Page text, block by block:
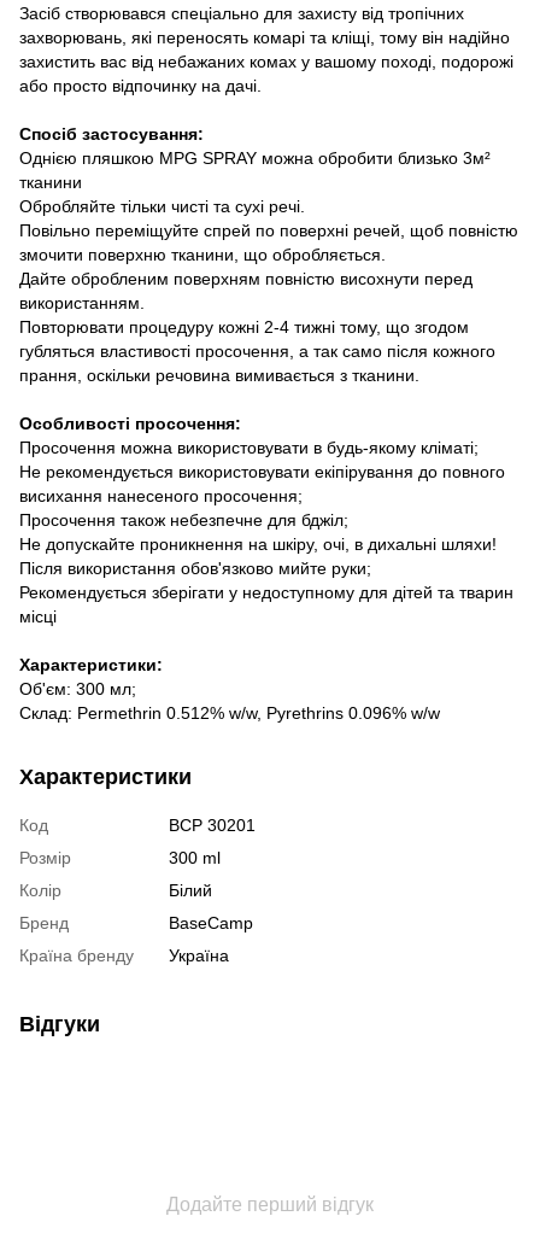
Засіб створювався спеціально для захисту від тропічних
захворювань, які переносять комарі та кліщі, тому він надійно
захистить вас від небажаних комах у вашому поході, подорожі
або просто відпочинку на дачі.
Спосіб застосування:
Однією пляшкою MPG SPRAY можна обробити близько 3м²
тканини
Обробляйте тільки чисті та сухі речі.
Повільно переміщуйте спрей по поверхні речей, щоб повністю
змочити поверхню тканини, що обробляється.
Дайте обробленим поверхням повністю висохнути перед
використанням.
Повторювати процедуру кожні 2-4 тижні тому, що згодом
губляться властивості просочення, а так само після кожного
прання, оскільки речовина вимивається з тканини.
Особливості просочення:
Просочення можна використовувати в будь-якому кліматі;
Не рекомендується використовувати екіпірування до повного
висихання нанесеного просочення;
Просочення також небезпечне для бджіл;
Не допускайте проникнення на шкіру, очі, в дихальні шляхи!
Після використання обов'язково мийте руки;
Рекомендується зберігати у недоступному для дітей та тварин
місці
Характеристики:
Об'єм: 300 мл;
Склад: Permethrin 0.512% w/w, Pyrethrins 0.096% w/w
Характеристики
Код
BCP 30201
Розмір
300 ml
Колір
Білий
Бренд
BaseCamp
Країна бренду
Україна
Відгуки
Додайте перший відгук